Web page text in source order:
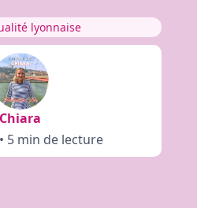
lyonnaise
Chiara
• 5 min de lecture